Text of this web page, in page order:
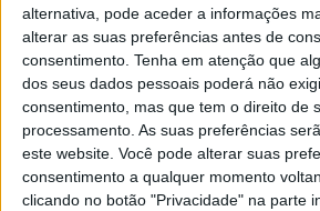
alternativa, pode aceder a informações
alterar as suas preferências antes de
consentimento. Tenha em atenção que
dos seus dados pessoais poderá não
consentimento, mas que tem o direito de
processamento. As suas preferências
este website. Você pode alterar suas
consentimento a qualquer momento
clicando no botão "Privacidade" na parte
Tormo.
“Temos que melhorar no
um pequeno passo no Setor 3. Se
nesses sectores, poderemos ser mais
“Tivemos problemas de subviragem
Grandes Prémios. No sprint de
começou a ficar muito severa depois